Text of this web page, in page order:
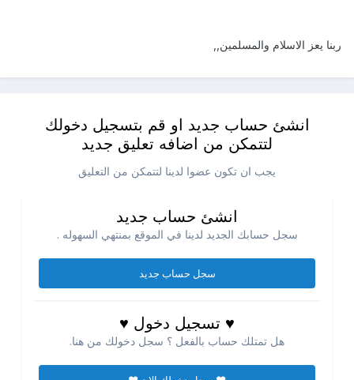
ربنا يعز الاسلام والمسلمين,,
انشئ حساب جديد او قم بتسجيل دخولك
لتتمكن من اضافه تعليق جديد
يجب ان تكون عضوا لدينا لتتمكن من التعليق
انشئ حساب جديد
سجل حسابك الجديد لدينا في الموقع بمنتهي السهوله .
سجل حساب جديد
♥ تسجيل دخول ♥
هل تمتلك حساب بالفعل ؟ سجل دخولك من هنا.